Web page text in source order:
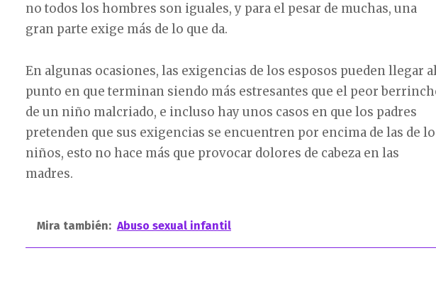
no todos los hombres son iguales, y para el pesar de muchas, una
gran parte exige más de lo que da.
En algunas ocasiones, las exigencias de los esposos pueden llegar
punto en que terminan siendo más estresantes que el peor
de un niño malcriado, e incluso hay unos casos en que los padres
pretenden que sus exigencias se encuentren por encima de las de
niños, esto no hace más que provocar dolores de cabeza en las
madres.
Mira también: Abuso sexual infantil